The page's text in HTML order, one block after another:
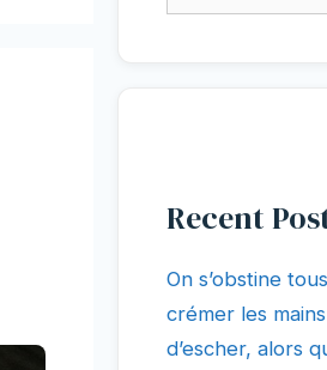
Recent
On s’obstine
crémer les
d’escher, alors